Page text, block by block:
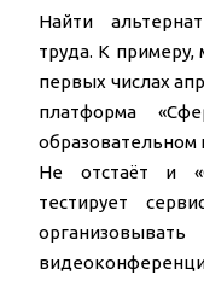
Найти
труда. К
первых числах
платформа
образовательном
Не отстаёт и
тестирует